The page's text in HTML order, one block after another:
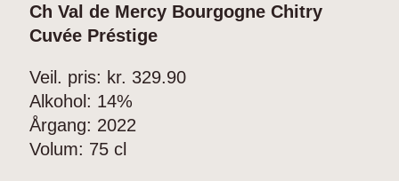
Ch Val de Mercy Bourgogne Chitry
Cuvée Préstige
Veil. pris: kr. 329.90
Alkohol: 14%
Årgang: 2022
Volum: 75 cl